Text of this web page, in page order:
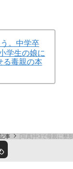
。中学卒
学生の娘に
る毒親の本
記事 [写真]中3で母親に整